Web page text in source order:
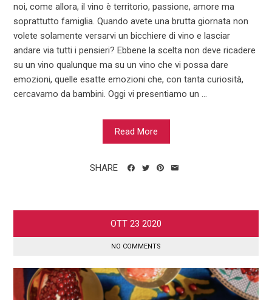
noi, come allora, il vino è territorio, passione, amore ma
soprattutto famiglia. Quando avete una brutta giornata non
volete solamente versarvi un bicchiere di vino e lasciar
andare via tutti i pensieri? Ebbene la scelta non deve ricadere
su un vino qualunque ma su un vino che vi possa dare
emozioni, quelle esatte emozioni che, con tanta curiosità,
cercavamo da bambini. Oggi vi presentiamo un ...
Read More
SHARE
OTT 23 2020
NO COMMENTS